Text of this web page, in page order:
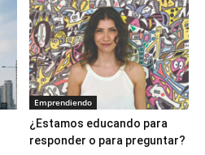
Emprendiendo
¿Estamos educando para
responder o para preguntar?